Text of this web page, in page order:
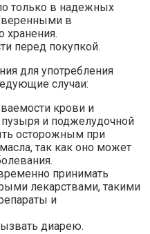
только в надежных
в
хранения.
перед покупкой.
для употребления
случаи:
крови и
и поджелудочной
осторожным при
так как оно может
принимать
лекарствами, такими
и
диарею.